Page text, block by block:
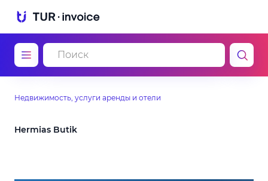
Недвижимость, услуги аренды и отели
Hermias Butik